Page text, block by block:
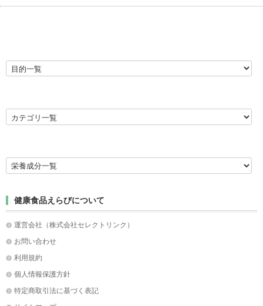
健康食品えらびについて
運営会社（株式会社セレクトリンク）
お問い合わせ
利用規約
個人情報保護方針
特定商取引法に基づく表記